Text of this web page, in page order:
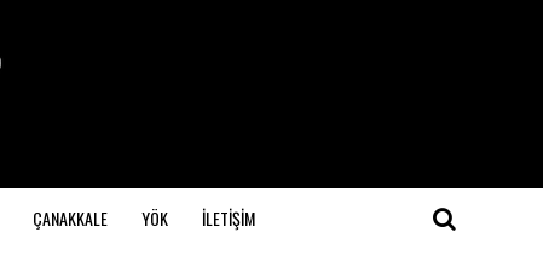
ÇANAKKALE YÖK İLETİŞİM